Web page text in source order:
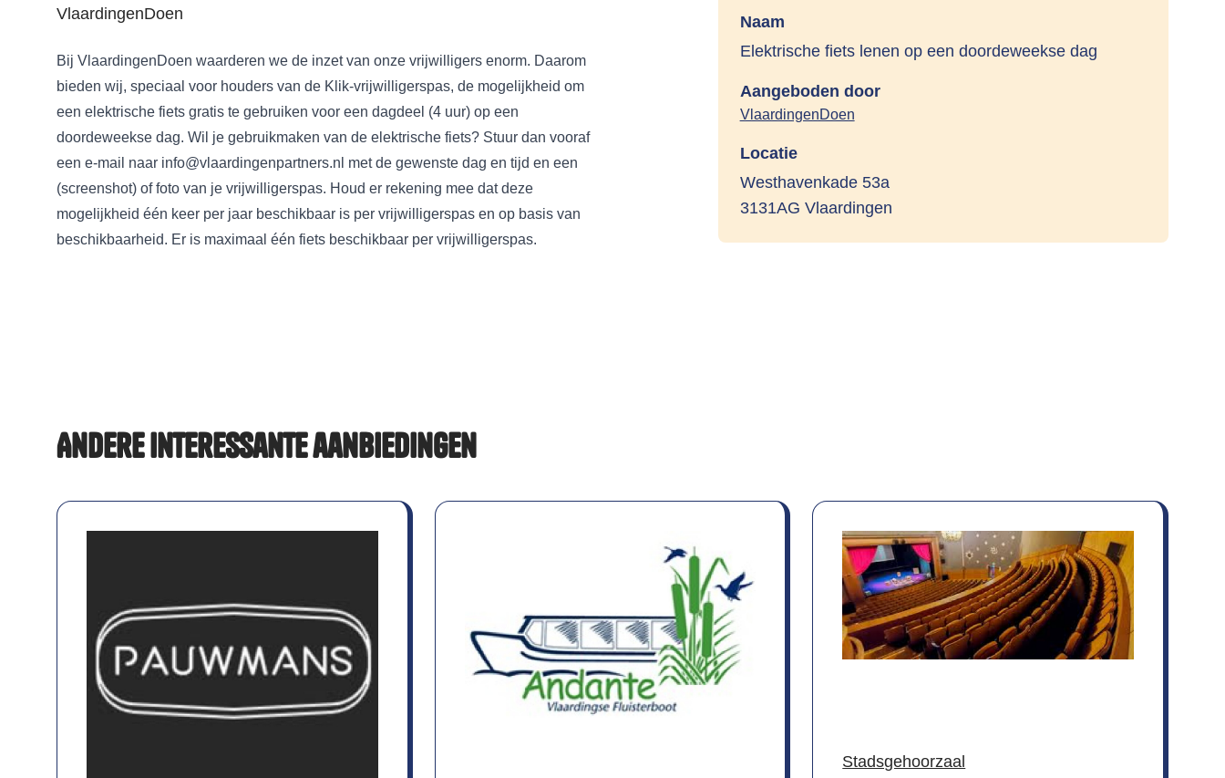
VlaardingenDoen
Bij VlaardingenDoen waarderen we de inzet van onze vrijwilligers enorm. Daarom
bieden wij, speciaal voor houders van de Klik-vrijwilligerspas, de mogelijkheid om
een elektrische fiets gratis te gebruiken voor een dagdeel (4 uur) op een
doordeweekse dag. Wil je gebruikmaken van de elektrische fiets? Stuur dan vooraf
een e-mail naar info@vlaardingenpartners.nl met de gewenste dag en tijd en een
(screenshot) of foto van je vrijwilligerspas. Houd er rekening mee dat deze
mogelijkheid één keer per jaar beschikbaar is per vrijwilligerspas en op basis van
beschikbaarheid. Er is maximaal één fiets beschikbaar per vrijwilligerspas.
Naam
Elektrische fiets lenen op een doordeweekse dag
Aangeboden door
VlaardingenDoen
Locatie
Westhavenkade 53a
3131AG Vlaardingen
Andere interessante aanbiedingen
Stadsgehoorzaal